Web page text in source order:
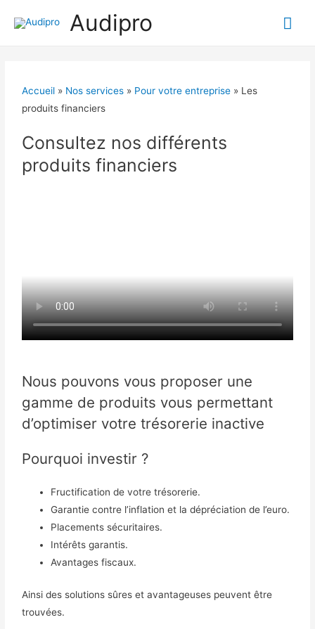
Audipro
Accueil » Nos services » Pour votre entreprise » Les
produits financiers
Consultez nos différents
produits financiers
Nous pouvons vous proposer une
gamme de produits vous permettant
d’optimiser votre trésorerie inactive
Pourquoi investir ?
Fructification de votre trésorerie.
Garantie contre l’inflation et la dépréciation de l’euro.
Placements sécuritaires.
Intérêts garantis.
Avantages fiscaux.
Ainsi des solutions sûres et avantageuses peuvent être
trouvées.